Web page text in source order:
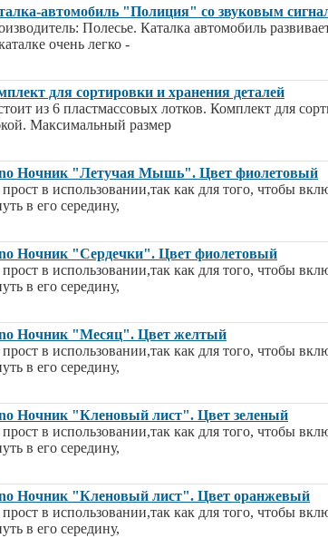
автомобиль "Полиция" со звуковым
Полесье. Каталка автомобиль
очень легко -
для сортировки и хранения деталей
из 6 пластмассовых лотков. Комплект для
Максимальный размер
Ночник "Летучая Мышь". Цвет фиолетовый
в использовании,так как для того, чтобы
в его середину,
Ночник "Сердечки". Цвет фиолетовый
в использовании,так как для того, чтобы
в его середину,
Ночник "Месяц". Цвет желтый
в использовании,так как для того, чтобы
в его середину,
Ночник "Кленовый лист". Цвет зеленый
в использовании,так как для того, чтобы
в его середину,
Ночник "Кленовый лист". Цвет оранжевый
в использовании,так как для того, чтобы
в его середину,